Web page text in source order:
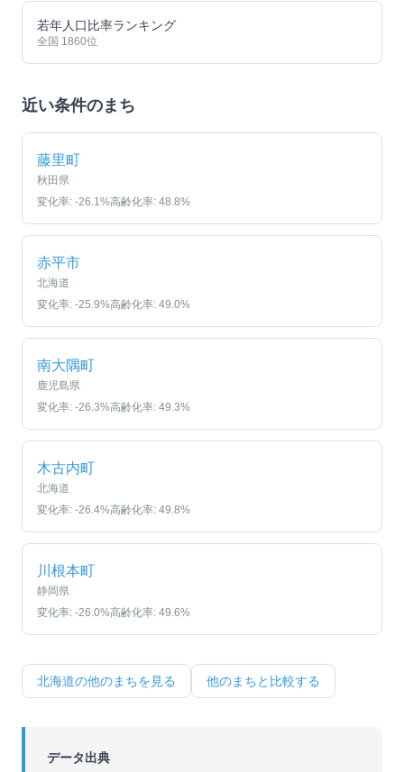
若年人口比率ランキング
全国 1860位
近い条件のまち
藤里町
秋田県
変化率: -26.1%高齢化率: 48.8%
赤平市
北海道
変化率: -25.9%高齢化率: 49.0%
南大隅町
鹿児島県
変化率: -26.3%高齢化率: 49.3%
木古内町
北海道
変化率: -26.4%高齢化率: 49.8%
川根本町
静岡県
変化率: -26.0%高齢化率: 49.6%
北海道の他のまちを見る 他のまちと比較する
データ出典